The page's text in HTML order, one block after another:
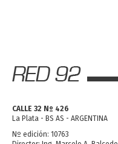
CALLE 32 Nº 426
La Plata - BS AS - ARGENTINA
Nº edición: 10763